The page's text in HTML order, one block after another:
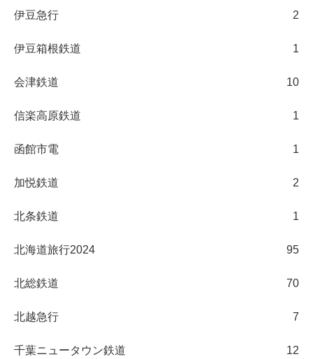
伊豆急行 2
伊豆箱根鉄道 1
会津鉄道 10
信楽高原鉄道 1
函館市電 1
加悦鉄道 2
北条鉄道 1
北海道旅行2024 95
北総鉄道 70
北越急行 7
千葉ニュータウン鉄道 12